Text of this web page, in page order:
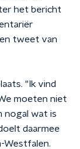
het bericht
tweet van
"Ik vind
moeten niet
nogal wat is
daarmee
Westfalen.